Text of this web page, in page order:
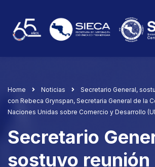
Home Noticias
Secretario General,
con Rebeca Grynspan, Secretaria General de la
Naciones Unidas sobre Comercio y Desarrollo
Secretario
sostuvo reunión